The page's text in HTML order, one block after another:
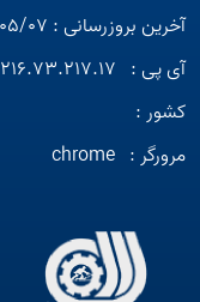
آخرین بروزرسانی : 1405/05/07 09:17
آی پی : 216.73.217.17
کشور :
مرورگر : chrome